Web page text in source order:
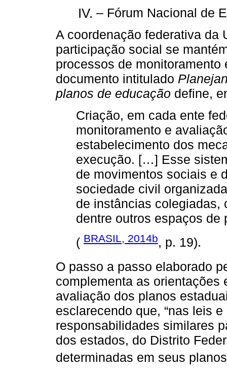
– Fórum Nacional de
A coordenação federativa da
participação social se
processos de
documento intitulado
planos de educação define,
Criação, em cada ente
monitoramento e
estabelecimento dos
execução. […] Esse
de movimentos sociais e
sociedade civil
de instâncias colegiadas,
dentre outros espaços
( BRASIL, 2014b, p. 19).
O passo a passo elaborado
complementa as orientações
avaliação dos planos
esclarecendo que, “nas leis
responsabilidades similares
dos estados, do Distrito
determinadas em seus